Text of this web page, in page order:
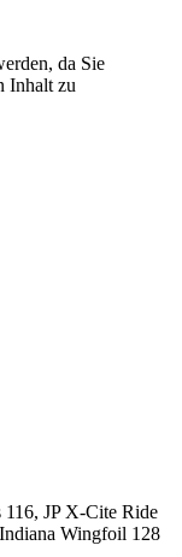
da Sie
Inhalt zu
116, JP X-Cite Ride
Wingfoil 128